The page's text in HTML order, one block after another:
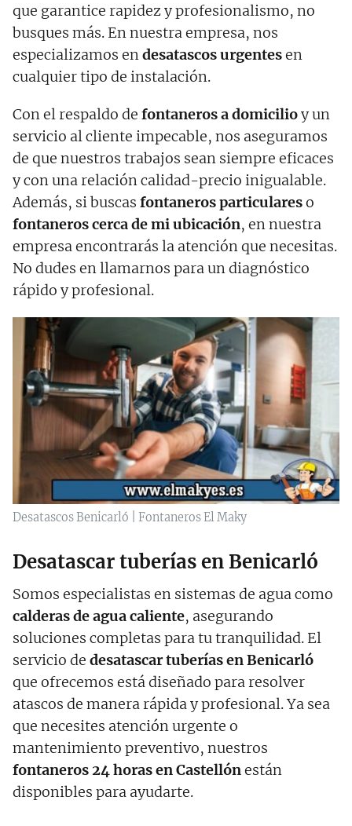
que garantice rapidez y profesionalismo, no
busques más. En nuestra empresa, nos
especializamos endesatascos urgentesen
cualquier tipo de instalación.
Con el respaldo de fontaneros a domicilioy un
servicio al cliente impecable, nos aseguramos
de que nuestros trabajos sean siempre eficaces
y con una relación calidad-precio inigualable.
Además, si buscas fontaneros particulareso
fontaneros cerca de mi ubicación, en nuestra
empresa encontrarás la atención que necesitas.
No dudes en llamarnos para un diagnóstico
rápido y profesional.
Desatascos Benicarló | Fontaneros El Maky
Desatascar tuberías en Benicarló
Somos especialistas en sistemas de agua como
calderas de agua caliente, asegurando
soluciones completas para tu tranquilidad. El
servicio de desatascar tuberías en Benicarló
que ofrecemos está diseñado para resolver
atascos de manera rápida y profesional. Ya sea
que necesites atención urgente o
mantenimiento preventivo, nuestros
fontaneros 24 horas enCastellónestán
disponibles para ayudarte.